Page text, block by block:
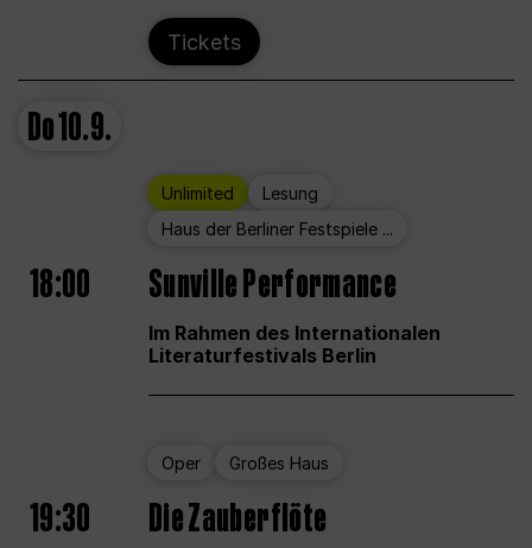
Tickets
Do10.9.
Unlimited
Lesung
Haus der Berliner Festspiele ...
18:00 Sunville Performance
Im Rahmen des Internationalen
Literaturfestivals Berlin
Oper Großes Haus
19:30 Die Zauberflöte